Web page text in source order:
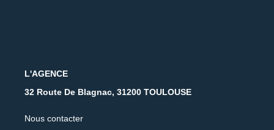
L'AGENCE
32 Route De Blagnac, 31200 TOULOUSE
Nous contacter